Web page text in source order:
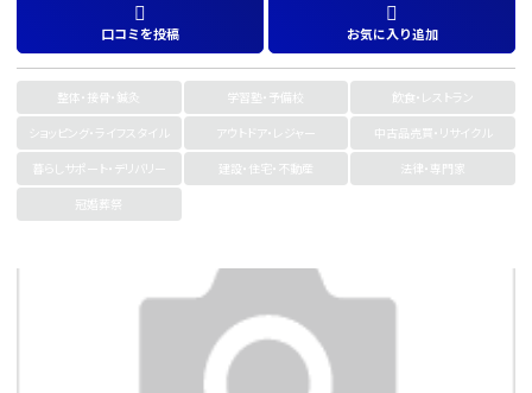
口コミを投稿 お気に入り追加
整体・接骨・鍼灸 学習塾・予備校
飲食・レストラン
ショッピング・ライフスタイル
アウトドア・レジャー
中古品売買・リサイクル
暮らしサポート・デリバリー
建設・住宅・不動産
法律・専門家
冠婚葬祭